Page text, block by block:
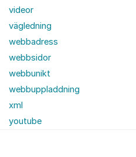
videor
vägledning
webbadress
webbsidor
webbunikt
webbuppladdning
xml
youtube